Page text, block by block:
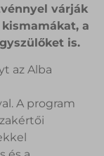
várják
a
is.
az Alba
A program